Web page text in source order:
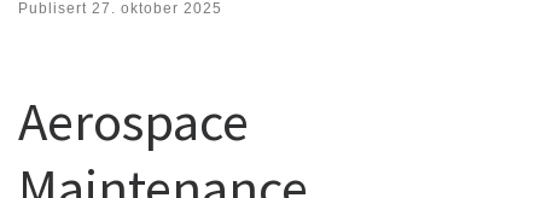
Publisert 27. oktober 2025
Aerospace